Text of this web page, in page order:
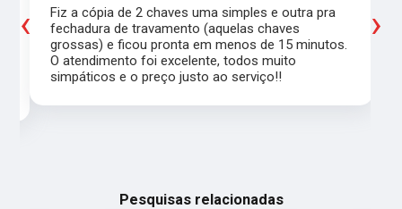
Fiz a cópia de 2 chaves uma simples e outra pra
fechadura de travamento (aquelas chaves
grossas) e ficou pronta em menos de 15 minutos.
O atendimento foi excelente, todos muito
simpáticos e o preço justo ao serviço!!
‹ ›
Pesquisas relacionadas